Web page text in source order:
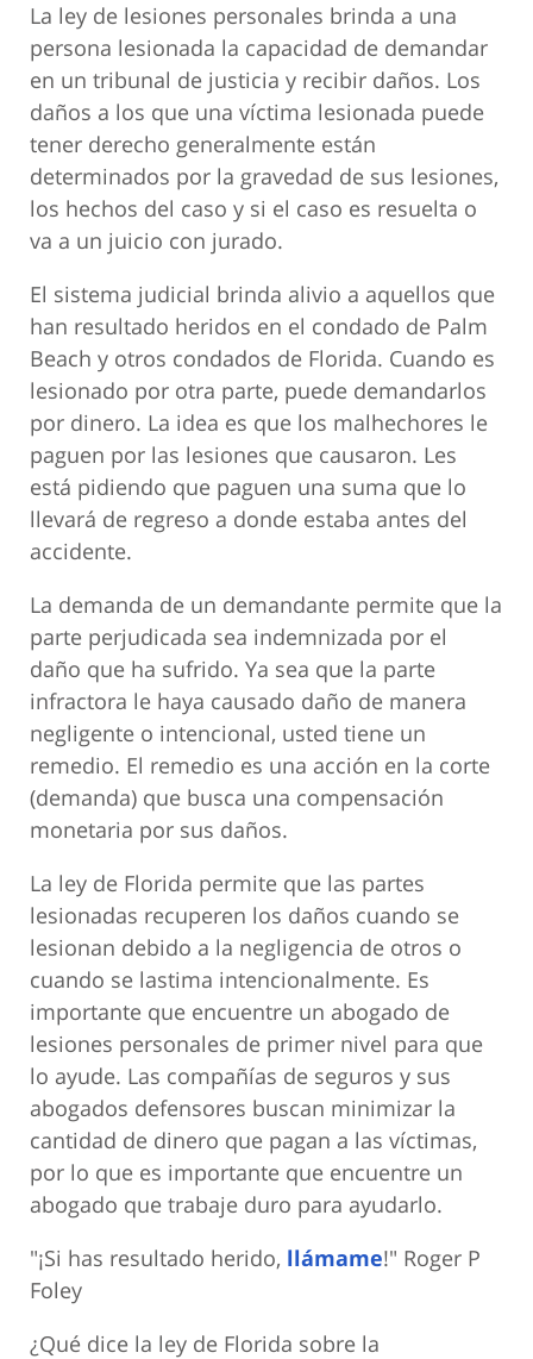
La ley de lesiones personales brinda a una
persona lesionada la capacidad de demandar
en un tribunal de justicia y recibir daños. Los
daños a los que una víctima lesionada puede
tener derecho generalmente están
determinados por la gravedad de sus lesiones,
los hechos del caso y si el caso es resuelta o
va a un juicio con jurado.
El sistema judicial brinda alivio a aquellos que
han resultado heridos en el condado de Palm
Beach y otros condados de Florida. Cuando es
lesionado por otra parte, puede demandarlos
por dinero. La idea es que los malhechores le
paguen por las lesiones que causaron. Les
está pidiendo que paguen una suma que lo
llevará de regreso a donde estaba antes del
accidente.
La demanda de un demandante permite que la
parte perjudicada sea indemnizada por el
daño que ha sufrido. Ya sea que la parte
infractora le haya causado daño de manera
negligente o intencional, usted tiene un
remedio. El remedio es una acción en la corte
(demanda) que busca una compensación
monetaria por sus daños.
La ley de Florida permite que las partes
lesionadas recuperen los daños cuando se
lesionan debido a la negligencia de otros o
cuando se lastima intencionalmente. Es
importante que encuentre un abogado de
lesiones personales de primer nivel para que
lo ayude. Las compañías de seguros y sus
abogados defensores buscan minimizar la
cantidad de dinero que pagan a las víctimas,
por lo que es importante que encuentre un
abogado que trabaje duro para ayudarlo.
"¡Si has resultado herido, llámame!" Roger P
Foley
¿Qué dice la ley de Florida sobre la